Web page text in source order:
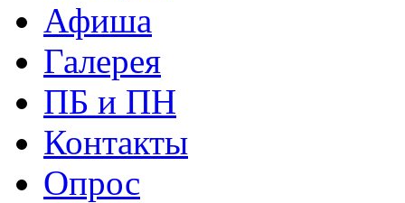
Афиша
Галерея
ПБ и ПН
Контакты
Опрос